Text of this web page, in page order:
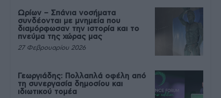
Ωρίων – Σπάνια νοσήματα
συνδέονται με μνημεία που
διαμόρφωσαν την ιστορία και το
πνεύμα της χώρας μας
27 Φεβρουαρίου 2026
Γεωργιάδης: Πολλαπλά οφέλη από
τη συνεργασία δημοσίου και
ιδιωτικού τομέα